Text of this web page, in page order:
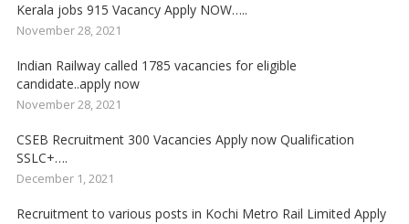
Kerala jobs 915 Vacancy Apply NOW…..
November 28, 2021
Indian Railway called 1785 vacancies for eligible
candidate..apply now
November 28, 2021
CSEB Recruitment 300 Vacancies Apply now Qualification
SSLC+….
December 1, 2021
Recruitment to various posts in Kochi Metro Rail Limited Apply